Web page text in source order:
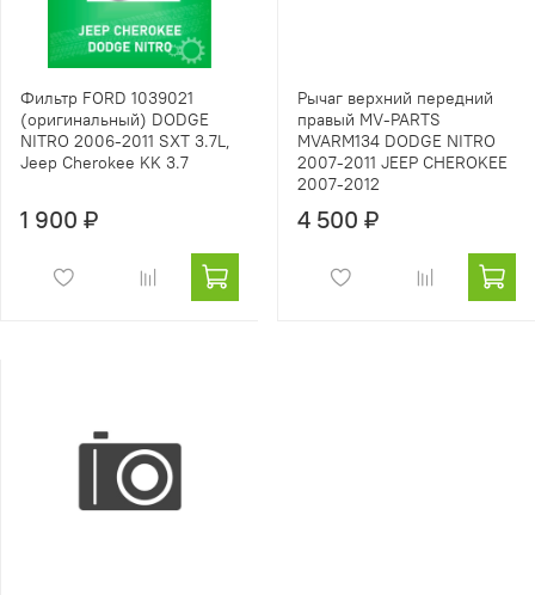
Фильтр FORD 1039021
(оригинальный) DODGE
NITRO 2006-2011 SXT 3.7L,
Jeep Cherokee KK 3.7
1 900 ₽
Рычаг верхний передний
правый MV-PARTS
MVARM134 DODGE NITRO
2007-2011 JEEP CHEROKEE
2007-2012
4 500 ₽